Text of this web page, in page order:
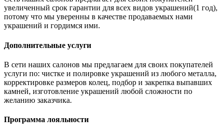
увеличенный срок гарантии для всех видов украшений(1 год),
потому что мы уверенны в качестве продаваемых нами
украшений и гордимся ими.
Дополнительные услуги
В сети наших салонов мы предлагаем для своих покупателей
услуги по: чистке и полировке украшений из любого металла,
корректировке размеров колец, подбор и закрепка выпавших
камней, изготовление украшений любой сложности по
желанию заказчика.
Программа лояльности